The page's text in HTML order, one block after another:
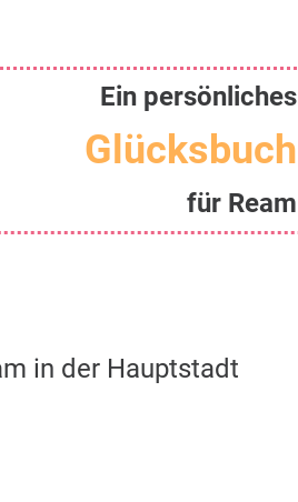
Ein persönliches
Glücksbuch
für Ream
in der Hauptstadt